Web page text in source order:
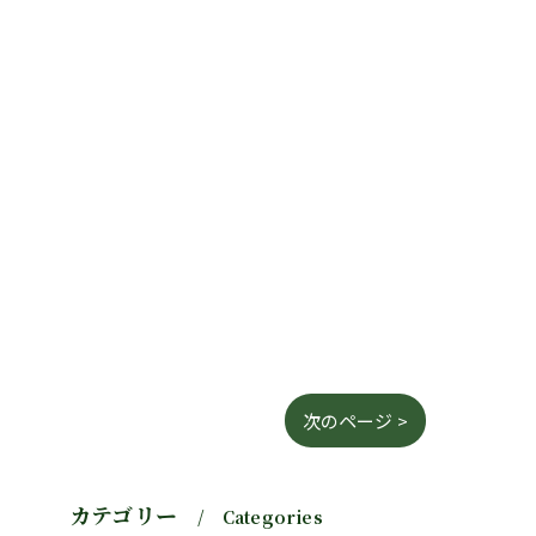
次のページ >
カテゴリー Categories